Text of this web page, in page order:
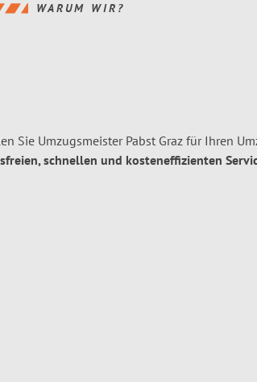
WARUM WIR?
Sie Umzugsmeister Pabst Graz für Ihren
schnellen und kosteneffizienten